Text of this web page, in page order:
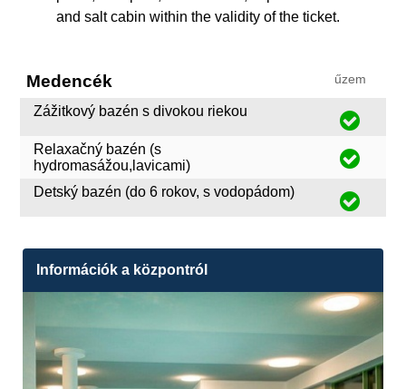
and salt cabin within the validity of the ticket.
Medencék űzem
Zážitkový bazén s divokou riekou
Relaxačný bazén (s
hydromasážou,lavicami)
Detský bazén (do 6 rokov, s vodopádom)
Információk a központról